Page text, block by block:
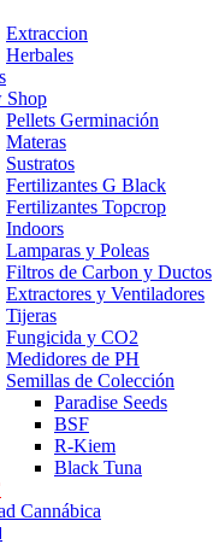
Extraccion
Herbales
Shop
Pellets Germinación
Materas
Sustratos
Fertilizantes G Black
Fertilizantes Topcrop
Indoors
Lamparas y Poleas
Filtros de Carbon y Ductos
Extractores y Ventiladores
Tijeras
Fungicida y CO2
Medidores de PH
Semillas de Colección
Paradise Seeds
BSF
R-Kiem
Black Tuna
Cannábica